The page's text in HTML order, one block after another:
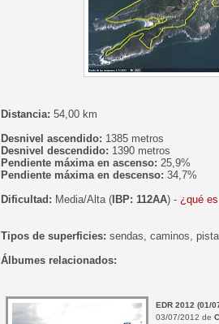
Distancia: 54,00 km
Desnivel ascendido: 1385 metros
Desnivel descendido: 1390 metros
Pendiente máxima en ascenso: 25,9%
Pendiente máxima en descenso: 34,7%
Dificultad: Media/Alta ( IBP: 112AA) - ¿qué
Tipos de superficies: sendas, caminos,
Álbumes relacionados:
EDR 2012 (01/
03/07/2012 de